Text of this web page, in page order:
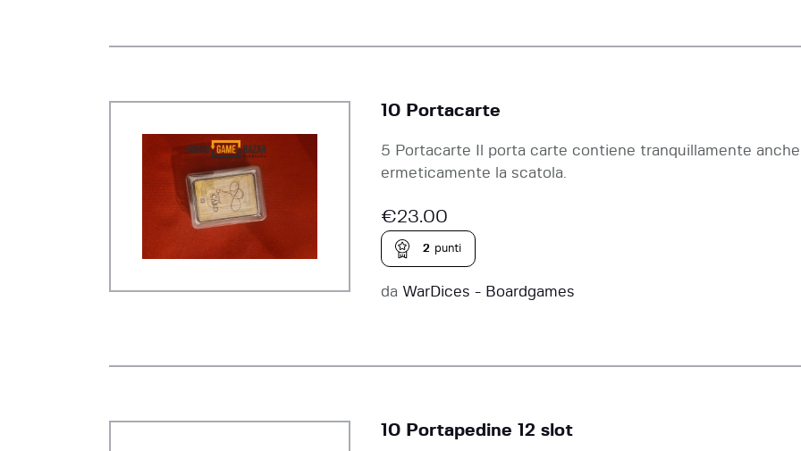
10 Portacarte
5 Portacarte Il porta carte contiene tranquillamente
ermeticamente la scatola.
€23.00
2 punti
da WarDices - Boardgames
10 Portapedine 12 slot